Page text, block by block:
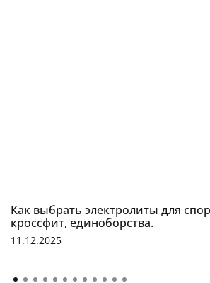
Как выбрать электролиты для
кроссфит, единоборства.
11.12.2025